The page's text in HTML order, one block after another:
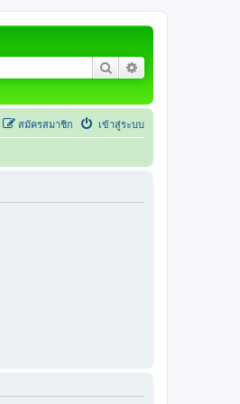
ค้นหา
เข้าสู่ระบบ
สมัครสมาชิก